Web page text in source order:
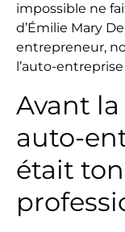
impossible ne
d’Émilie Mary
entrepreneur,
l’auto-
Avant
auto-
était